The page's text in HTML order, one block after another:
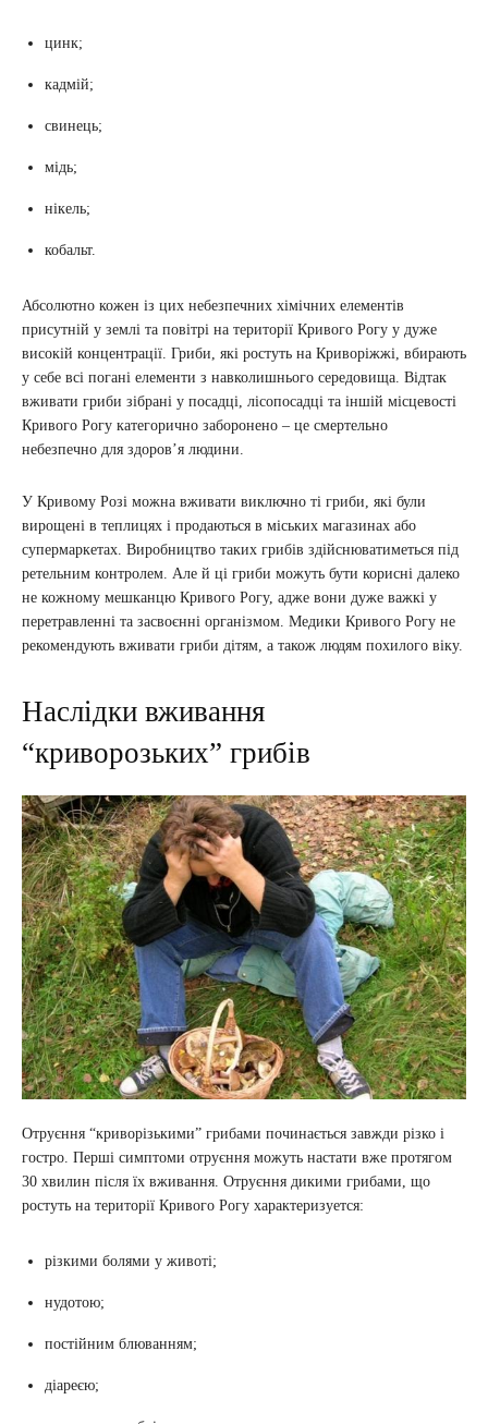
цинк;
кадмій;
свинець;
мідь;
нікель;
кобальт.
Абсолютно кожен із цих небезпечних хімічних елементів
присутній у землі та повітрі на території Кривого Рогу у дуже
високій концентрації. Гриби, які ростуть на Криворіжжі, вбирають
у себе всі погані елементи з навколишнього середовища. Відтак
вживати гриби зібрані у посадці, лісопосадці та іншій місцевості
Кривого Рогу категорично заборонено – це смертельно
небезпечно для здоров’я людини.
У Кривому Розі можна вживати виключно ті гриби, які були
вирощені в теплицях і продаються в міських магазинах або
супермаркетах. Виробництво таких грибів здійснюватиметься під
ретельним контролем. Але й ці гриби можуть бути корисні далеко
не кожному мешканцю Кривого Рогу, адже вони дуже важкі у
перетравленні та засвоєнні організмом. Медики Кривого Рогу не
рекомендують вживати гриби дітям, а також людям похилого віку.
Наслідки вживання
“криворозьких” грибів
Отруєння “криворізькими” грибами починається завжди різко і
гостро. Перші симптоми отруєння можуть настати вже протягом
30 хвилин після їх вживання. Отруєння дикими грибами, що
ростуть на території Кривого Рогу характеризуется:
різкими болями у животі;
нудотою;
постійним блюванням;
діареєю;